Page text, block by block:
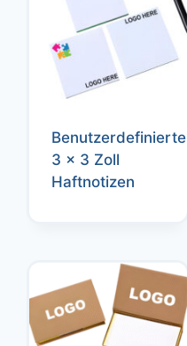
Benutzerdefinierte
3 x 3 Zoll
Haftnotizen